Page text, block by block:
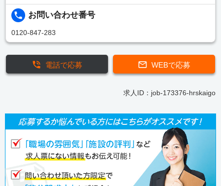
お問い合わせ番号
0120-847-283
WEBで応募
電話で応募
求人ID：job-173376-hrskaigo